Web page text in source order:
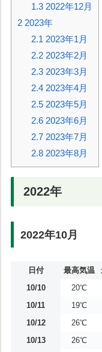
1.3 2022年12月
2 2023年
2.1 2023年1月
2.2 2023年2月
2.3 2023年3月
2.4 2023年4月
2.5 2023年5月
2.6 2023年6月
2.7 2023年7月
2.8 2023年8月
2022年
2022年10月
日付 最高気温
10/10
20℃
10/11
19℃
10/12
26℃
10/13
26℃